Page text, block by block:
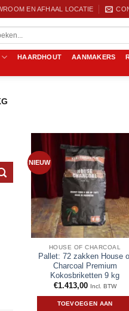
EN AFHAAL LOCATIE
HAARDHOUT AANMAKERS
NIEUW
HOUSE OF CHARCOAL
Pallet: 72 zakken House
Charcoal Premium
Kokosbriketten 9 kg
€1.413,00 Incl. BTW
TOEVOEGEN AAN